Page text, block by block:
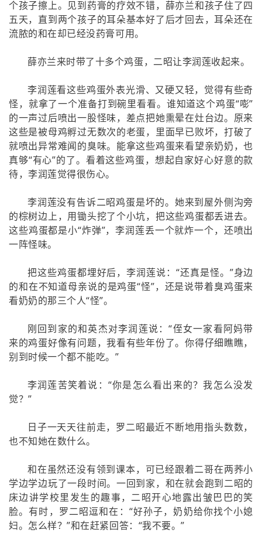
个孩子擦上。见到药膏的疗效不错，薛亦兰和孩子住了四
五天，直到两个孩子的耳朵基本好了后才回去，耳朵还在
流脓的和在却已经没药膏可用。
薛亦兰来时带了十多个鸡蛋，二昭让李润莲收起来。
李润莲看这些鸡蛋外表光滑、又硬又轻，觉得有些奇
怪，就拿了一个准备打到碗里看看。谁知道这个鸡蛋“嘭”
的一声过后喷出一股怪味，差点把她熏晕在灶台边。原来
这些是被母鸡孵过无数次的老蛋，里面早已败坏，打破了
就喷出异常难闻的臭味。能拿这些鸡蛋来看望亲奶奶，也
真够“有心”的了。看着这些鸡蛋，想起自家好心好意的款
待，李润莲觉得很伤心。
李润莲没有告诉二昭鸡蛋是坏的。她来到屋外侧沟旁
的棕树边上，用锄头挖了个小坑，把这些鸡蛋都丢进去。
这些鸡蛋都是小“炸弹”，李润莲丢一个就炸一个，还喷出
一阵怪味。
把这些鸡蛋都埋好后，李润莲说：“还真是怪。”身边
的和在不知道母亲说的是鸡蛋“怪”，还是说带着臭鸡蛋来
看奶奶的那三个人“怪”。
刚回到家的和英杰对李润莲说：“侄女一家看阿妈带
来的鸡蛋好像有问题，我看有些年份了。你得仔细瞧瞧，
别到时候一个都不能吃。”
李润莲苦笑着说：“你是怎么看出来的？我怎么没发
觉？”
日子一天天往前走，罗二昭最近不断地用指头数数，
也不知她在数什么。
和在虽然还没有领到课本，可已经跟着二哥在两荞小
学边学边玩了一段时间。一回到家，和在就会跑到二昭的
床边讲学校里发生的趣事，二昭开心地露出皱巴巴的笑
脸。有时，罗二昭逗和在：“好孙子，奶奶给你找个小媳
妇。怎么样？”和在赶紧回答：“我不要。”